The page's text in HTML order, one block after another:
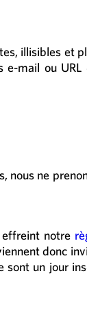
illisibles et
e-mail ou URL
nous ne
notre
donc
sont un jour